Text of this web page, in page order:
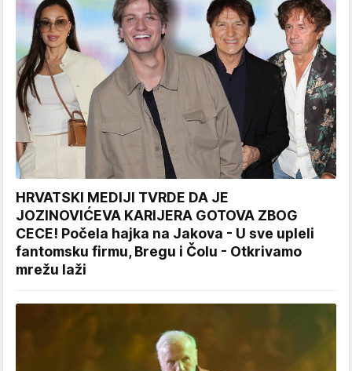
HRVATSKI MEDIJI TVRDE DA JE
JOZINOVIĆEVA KARIJERA GOTOVA ZBOG
CECE! Počela hajka na Jakova - U sve upleli
fantomsku firmu, Bregu i Čolu - Otkrivamo
mrežu laži